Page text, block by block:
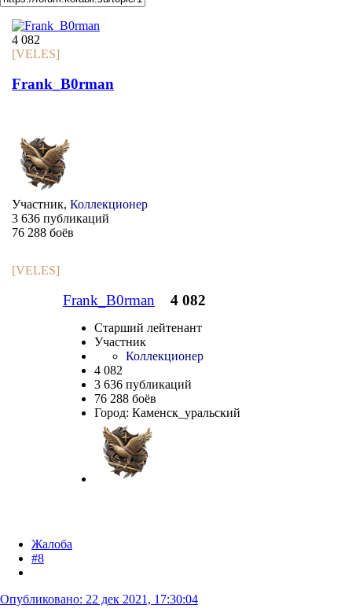
4 082
[VELES]
Frank_B0rman
Участник, Коллекционер
3 636 публикаций
76 288 боёв
[VELES]
Frank_B0rman 4 082
Старший лейтенант
Участник
Коллекционер
4 082
3 636 публикаций
76 288 боёв
Город: Каменск_уральский
Жалоба
#8
Опубликовано: 22 дек 2021, 17:30:04